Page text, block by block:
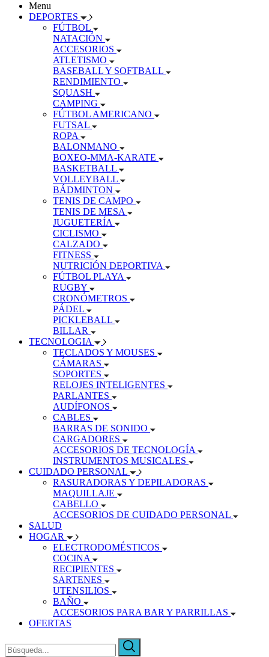
Menu
DEPORTES
FÚTBOL
NATACIÓN
ACCESORIOS
ATLETISMO
BASEBALL Y SOFTBALL
RENDIMIENTO
SQUASH
CAMPING
FÚTBOL AMERICANO
FUTSAL
ROPA
BALONMANO
BOXEO-MMA-KARATE
BASKETBALL
VOLLEYBALL
BÁDMINTON
TENIS DE CAMPO
TENIS DE MESA
JUGUETERÍA
CICLISMO
CALZADO
FITNESS
NUTRICIÓN DEPORTIVA
FÚTBOL PLAYA
RUGBY
CRONÓMETROS
PÁDEL
PICKLEBALL
BILLAR
TECNOLOGIA
TECLADOS Y MOUSES
CÁMARAS
SOPORTES
RELOJES INTELIGENTES
PARLANTES
AUDÍFONOS
CABLES
BARRAS DE SONIDO
CARGADORES
ACCESORIOS DE TECNOLOGÍA
INSTRUMENTOS MUSICALES
CUIDADO PERSONAL
RASURADORAS Y DEPILADORAS
MAQUILLAJE
CABELLO
ACCESORIOS DE CUIDADO PERSONAL
SALUD
HOGAR
ELECTRODOMÉSTICOS
COCINA
RECIPIENTES
SARTENES
UTENSILIOS
BAÑO
ACCESORIOS PARA BAR Y PARRILLAS
OFERTAS